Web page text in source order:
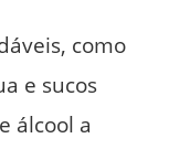
como
e sucos
álcool a